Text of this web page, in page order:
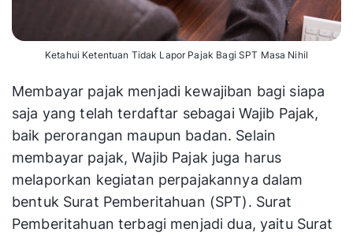
Ketahui Ketentuan Tidak Lapor Pajak Bagi SPT Masa Nihil
Membayar pajak menjadi kewajiban bagi siapa
saja yang telah terdaftar sebagai Wajib Pajak,
baik perorangan maupun badan. Selain
membayar pajak, Wajib Pajak juga harus
melaporkan kegiatan perpajakannya dalam
bentuk Surat Pemberitahuan (SPT). Surat
Pemberitahuan terbagi menjadi dua, yaitu Surat